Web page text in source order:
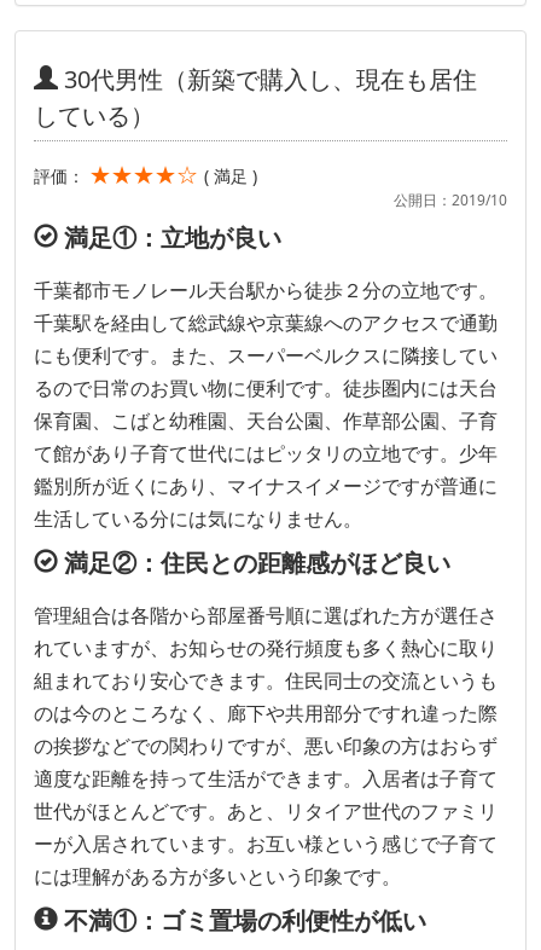
30代男性（新築で購入し、現在も居住
している）
評価： ★★★★☆ ( 満足 )
公開日：2019/10
満足①：立地が良い
千葉都市モノレール天台駅から徒歩２分の立地です。
千葉駅を経由して総武線や京葉線へのアクセスで通勤
にも便利です。また、スーパーベルクスに隣接してい
るので日常のお買い物に便利です。徒歩圏内には天台
保育園、こばと幼稚園、天台公園、作草部公園、子育
て館があり子育て世代にはピッタリの立地です。少年
鑑別所が近くにあり、マイナスイメージですが普通に
生活している分には気になりません。
満足②：住民との距離感がほど良い
管理組合は各階から部屋番号順に選ばれた方が選任さ
れていますが、お知らせの発行頻度も多く熱心に取り
組まれており安心できます。住民同士の交流というも
のは今のところなく、廊下や共用部分ですれ違った際
の挨拶などでの関わりですが、悪い印象の方はおらず
適度な距離を持って生活ができます。入居者は子育て
世代がほとんどです。あと、リタイア世代のファミリ
ーが入居されています。お互い様という感じで子育て
には理解がある方が多いという印象です。
不満①：ゴミ置場の利便性が低い